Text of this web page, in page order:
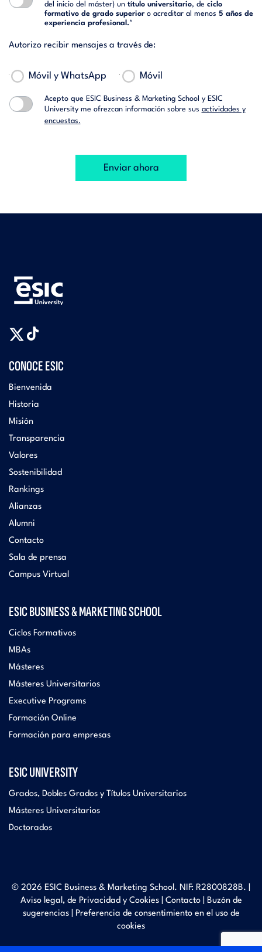
del inicio del máster) un título universitario, de ciclo
formativo de grado superioro acreditar al menos 5 años de
experiencia profesional.*
Autorizo recibir mensajes a través de:
Móvil y WhatsApp Móvil
Acepto que ESIC Business & Marketing School y ESIC
University me ofrezcan información sobre sus actividades y
encuestas.
Enviar ahora
CONOCE ESIC
Bienvenida
Historia
Misión
Transparencia
Valores
Sostenibilidad
Rankings
Alianzas
Alumni
Contacto
Sala de prensa
Campus Virtual
ESIC BUSINESS & MARKETING SCHOOL
Ciclos Formativos
MBAs
Másteres
Másteres Universitarios
Executive Programs
Formación Online
Formación para empresas
ESIC UNIVERSITY
Grados, Dobles Grados y Títulos Universitarios
Másteres Universitarios
Doctorados
© 2026 ESIC Business & Marketing School. NIF: R2800828B. |
Aviso legal, de Privacidad y Cookies| Contacto| Buzón de
sugerencias|
Preferencia de consentimiento en el uso de
cookies